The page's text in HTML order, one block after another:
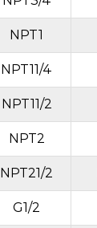
NPT1
NPT11/4
NPT11/2
NPT2
NPT21/2
G1/2